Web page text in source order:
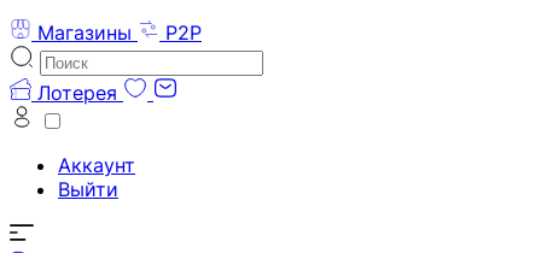
Магазины
P2P
Лотерея
Аккаунт
Выйти